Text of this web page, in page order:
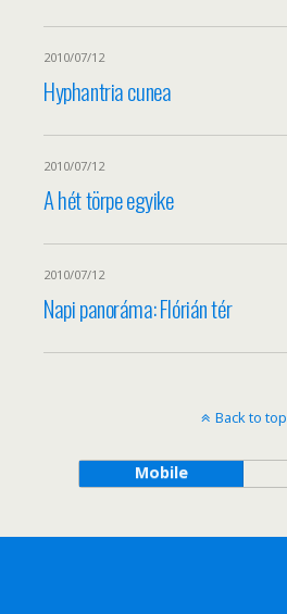
2010/07/12
Hyphantria cunea
2010/07/12
A hét törpe egyike
2010/07/12
Napi panoráma: Flórián tér
Back to top
Mobile